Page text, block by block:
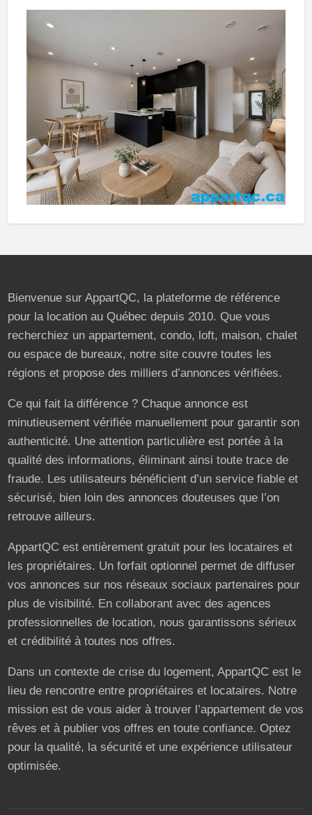
Bienvenue sur AppartQC, la plateforme de référence
pour la location au Québec depuis 2010. Que vous
recherchiez un appartement, condo, loft, maison, chalet
ou espace de bureaux, notre site couvre toutes les
régions et propose des milliers d’annonces vérifiées.
Ce qui fait la différence ? Chaque annonce est
minutieusement vérifiée manuellement pour garantir son
authenticité. Une attention particulière est portée à la
qualité des informations, éliminant ainsi toute trace de
fraude. Les utilisateurs bénéficient d’un service fiable et
sécurisé, bien loin des annonces douteuses que l’on
retrouve ailleurs.
AppartQC est entièrement gratuit pour les locataires et
les propriétaires. Un forfait optionnel permet de diffuser
vos annonces sur nos réseaux sociaux partenaires pour
plus de visibilité. En collaborant avec des agences
professionnelles de location, nous garantissons sérieux
et crédibilité à toutes nos offres.
Dans un contexte de crise du logement, AppartQC est le
lieu de rencontre entre propriétaires et locataires. Notre
mission est de vous aider à trouver l’appartement de vos
rêves et à publier vos offres en toute confiance. Optez
pour la qualité, la sécurité et une expérience utilisateur
optimisée.